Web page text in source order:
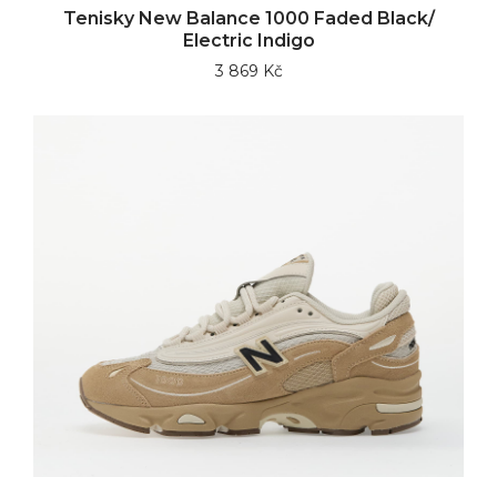
Tenisky New Balance 1000 Faded Black/
Electric Indigo
3 869 Kč